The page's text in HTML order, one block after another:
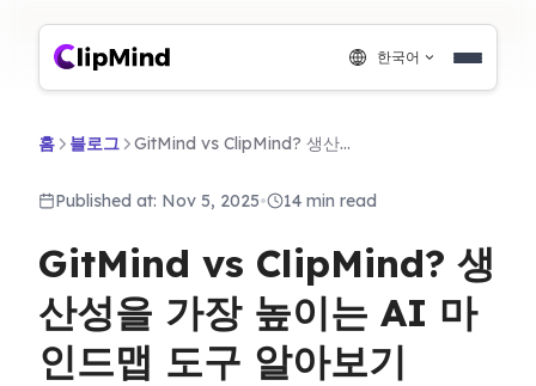
한국어
홈 블로그 GitMind vs ClipMind? 생산성을 가장 높이는 AI 마인드맵 도구 알아보기
Published at: Nov 5, 2025• 14 min read
GitMind vs ClipMind? 생
산성을 가장 높이는 AI 마
인드맵 도구 알아보기